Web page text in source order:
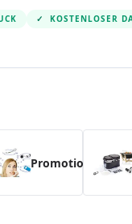
✓ KOSTENLOSER
is possible
Promotion